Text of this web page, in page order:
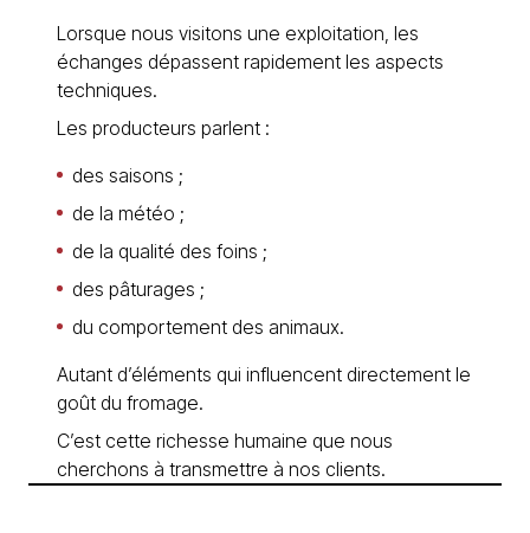
Lorsque nous visitons une exploitation, les
échanges dépassent rapidement les aspects
techniques.
Les producteurs parlent :
des saisons ;
de la météo ;
de la qualité des foins ;
des pâturages ;
du comportement des animaux.
Autant d’éléments qui influencent directement le
goût du fromage.
C’est cette richesse humaine que nous
cherchons à transmettre à nos clients.